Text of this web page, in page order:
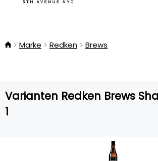
Marke Redken Brews
Varianten Redken Brews
1